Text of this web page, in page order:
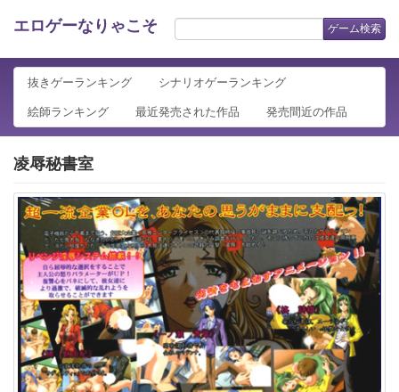
エロゲーなりゃこそ ゲーム検索
抜きゲーランキング シナリオゲーランキング
絵師ランキング 最近発売された作品 発売間近の作品
凌辱秘書室